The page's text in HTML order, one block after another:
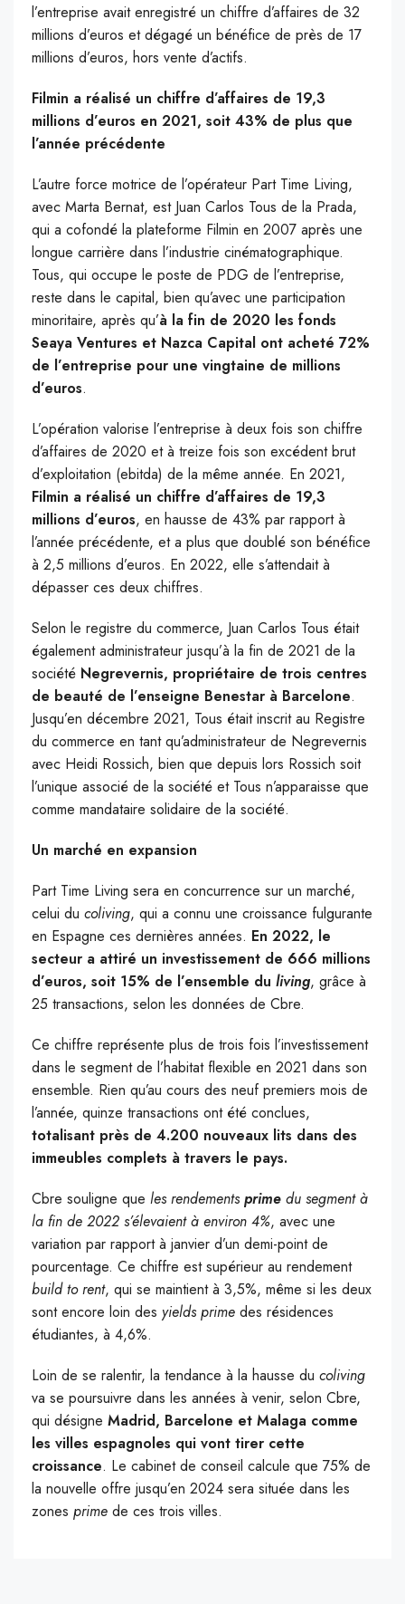
l’entreprise avait enregistré un chiffre d’affaires de 32
millions d’euros et dégagé un bénéfice de près de 17
millions d’euros, hors vente d’actifs.
Filmin a réalisé un chiffre d’affaires de 19,3
millions d’euros en 2021, soit 43% de plus que
l’année précédente
L’autre force motrice de l’opérateur Part Time Living,
avec Marta Bernat, est Juan Carlos Tous de la Prada,
qui a cofondé la plateforme Filmin en 2007 après une
longue carrière dans l’industrie cinématographique.
Tous, qui occupe le poste de PDG de l’entreprise,
reste dans le capital, bien qu’avec une participation
minoritaire, après qu’à la fin de 2020 les fonds
Seaya Ventures et Nazca Capital ont acheté 72%
de l’entreprise pour une vingtaine de millions
d’euros.
L’opération valorise l’entreprise à deux fois son chiffre
d’affaires de 2020 et à treize fois son excédent brut
d’exploitation (ebitda) de la même année. En 2021,
Filmin a réalisé un chiffre d’affaires de 19,3
millions d’euros, en hausse de 43% par rapport à
l’année précédente, et a plus que doublé son bénéfice
à 2,5 millions d’euros. En 2022, elle s’attendait à
dépasser ces deux chiffres.
Selon le registre du commerce, Juan Carlos Tous était
également administrateur jusqu’à la fin de 2021 de la
société Negrevernis, propriétaire de trois centres
de beauté de l’enseigne Benestar à Barcelone.
Jusqu’en décembre 2021, Tous était inscrit au Registre
du commerce en tant qu’administrateur de Negrevernis
avec Heidi Rossich, bien que depuis lors Rossich soit
l’unique associé de la société et Tous n’apparaisse que
comme mandataire solidaire de la société.
Un marché en expansion
Part Time Living sera en concurrence sur un marché,
celui du coliving, qui a connu une croissance fulgurante
en Espagne ces dernières années. En 2022, le
secteur a attiré un investissement de 666 millions
d’euros, soit 15% de l’ensemble du living, grâce à
25 transactions, selon les données de Cbre.
Ce chiffre représente plus de trois fois l’investissement
dans le segment de l’habitat flexible en 2021 dans son
ensemble. Rien qu’au cours des neuf premiers mois de
l’année, quinze transactions ont été conclues,
totalisant près de 4.200 nouveaux lits dans des
immeubles complets à travers le pays.
Cbre souligne que les rendementsprime du segment à
la fin de 2022 s’élevaient à environ 4%, avec une
variation par rapport à janvier d’un demi-point de
pourcentage. Ce chiffre est supérieur au rendement
build to rent, qui se maintient à 3,5%, même si les deux
sont encore loin des yields prime des résidences
étudiantes, à 4,6%.
Loin de se ralentir, la tendance à la hausse du coliving
va se poursuivre dans les années à venir, selon Cbre,
qui désigne Madrid, Barcelone et Malaga comme
les villes espagnoles qui vont tirer cette
croissance. Le cabinet de conseil calcule que 75% de
la nouvelle offre jusqu’en 2024 sera située dans les
zones prime de ces trois villes.